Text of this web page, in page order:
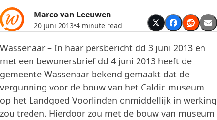
Marco van Leeuwen
20 juni 2013•4 minute read
Wassenaar – In haar persbericht dd 3 juni 2013 en
met een bewonersbrief dd 4 juni 2013 heeft de
gemeente Wassenaar bekend gemaakt dat de
vergunning voor de bouw van het Caldic museum
op het Landgoed Voorlinden onmiddellijk in werking
zou treden. Hierdoor zou met de bouw van museum